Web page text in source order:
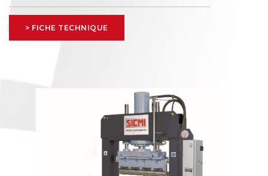
> FICHE TECHNIQUE